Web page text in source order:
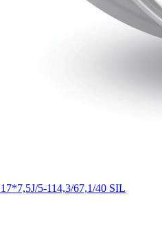
5-114,3/67,1/40 SIL